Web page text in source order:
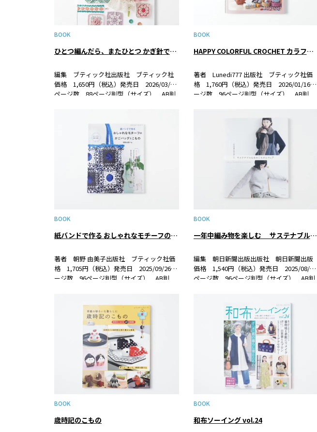
BOOK
ひとつ編んだら、またひとつ かぎ針で編むモチーフこもの
編集 ブティック社出版社 ブティック社
価格 1,650円（税込）発売日 2026/03/21
ページ数 88ページ判型（サイズ） AB判
ものの作品集。モチ…
BOOK
HAPPY COLORFUL CROCHET カラフルなかぎ針編みのこものたち
著者 Lunedi777 出版社 ブティック社価
格 1,760円（税込）発売日 2026/01/16ペ
ージ数 96ページ判型（サイズ） AB判
BOOK
紙バンドで作る おしゃれなモチーフのかごバッグとこもの
著者 朝野 由美子出版社 ブティック社価
格 1,705円（税込）発売日 2025/09/26ペ
ージ数 96ページ判型（サイズ） AB判
紙バンドで編んだと…
BOOK
一年中編み物を楽しむ サステナブルな糸のこものとウェア
編集 朝日新聞出版出版社 朝日新聞出版
価格 1,540円（税込）発売日 2025/08/20
ページ数 96ページ判型（サイズ） AB判
ノモノシリーズ」、オーガ…
BOOK
歳時記のこもの
BOOK
和布ソーイング vol.24